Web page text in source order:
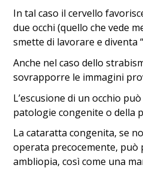
In tal caso il cervello
due occhi (quello che vede
smette di lavorare e diventa
Anche nel caso dello
sovrapporre le immagini
L’escusione di un occhio
patologie congenite o della
La cataratta congenita, se
operata precocemente, può
ambliopia, così come una